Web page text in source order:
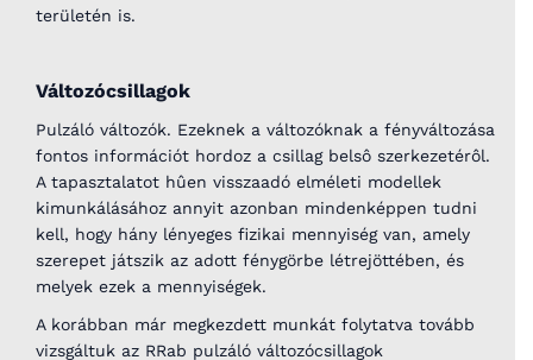
területén is.
Változócsillagok
Pulzáló változók. Ezeknek a változóknak a fényváltozása
fontos információt hordoz a csillag belsô szerkezetérôl.
A tapasztalatot hûen visszaadó elméleti modellek
kimunkálásához annyit azonban mindenképpen tudni
kell, hogy hány lényeges fizikai mennyiség van, amely
szerepet játszik az adott fénygörbe létrejöttében, és
melyek ezek a mennyiségek.
A korábban már megkezdett munkát folytatva tovább
vizsgáltuk az RRab pulzáló változócsillagok